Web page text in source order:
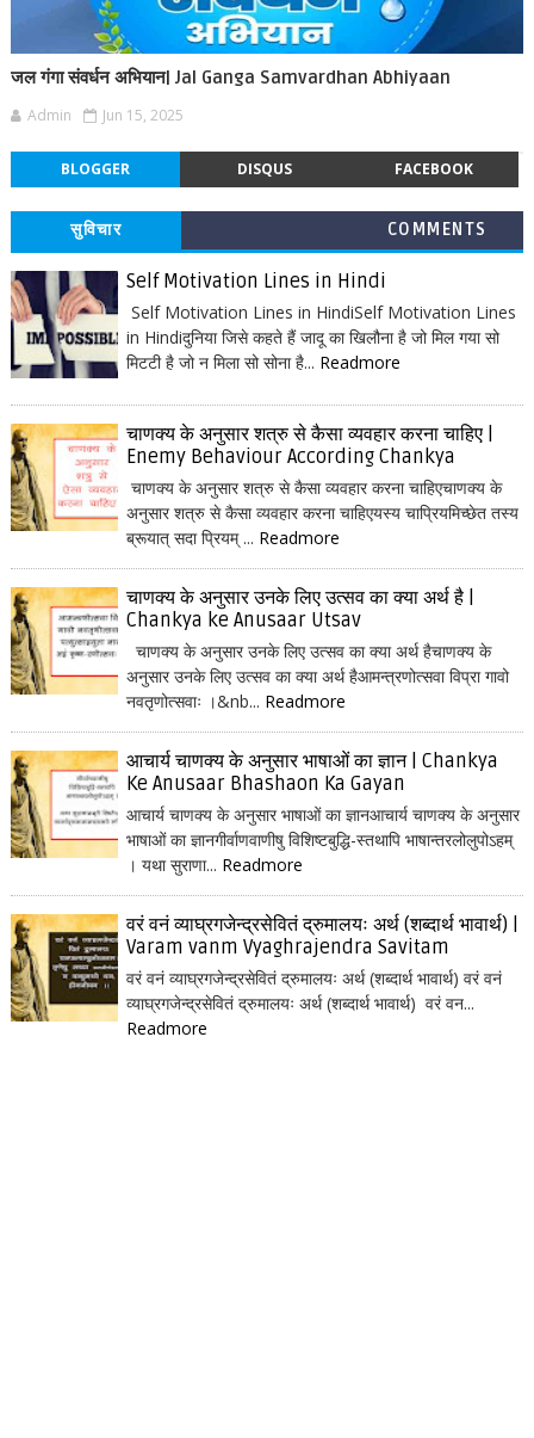
जल गंगा संवर्धन अभियान| Jal Ganga Samvardhan Abhiyaan
Admin Jun 15, 2025
BLOGGER DISQUS FACEBOOK
सुविचार COMMENTS
Self Motivation Lines in Hindi
Self Motivation Lines in HindiSelf Motivation Lines
in Hindiदुनिया जिसे कहते हैं जादू का खिलौना है जो मिल गया सो
मिटटी है जो न मिला सो सोना है... Readmore
चाणक्य के अनुसार शत्रु से कैसा व्यवहार करना चाहिए |
Enemy Behaviour According Chankya
चाणक्य के अनुसार शत्रु से कैसा व्यवहार करना चाहिएचाणक्य के
अनुसार शत्रु से कैसा व्यवहार करना चाहिएयस्य चाप्रियमिच्छेत तस्य
ब्रूयात् सदा प्रियम् ... Readmore
चाणक्य के अनुसार उनके लिए उत्सव का क्या अर्थ है |
Chankya ke Anusaar Utsav
चाणक्य के अनुसार उनके लिए उत्सव का क्या अर्थ हैचाणक्य के
अनुसार उनके लिए उत्सव का क्या अर्थ हैआमन्त्रणोत्सवा विप्रा गावो
नवतृणोत्सवाः ।&nb... Readmore
आचार्य चाणक्य के अनुसार भाषाओं का ज्ञान | Chankya
Ke Anusaar Bhashaon Ka Gayan
आचार्य चाणक्य के अनुसार भाषाओं का ज्ञानआचार्य चाणक्य के अनुसार
भाषाओं का ज्ञानगीर्वाणवाणीषु विशिष्टबुद्धि-स्तथापि भाषान्तरलोलुपोऽहम्
। यथा सुराणा... Readmore
वरं वनं व्याघ्रगजेन्द्रसेवितं द्रुमालयः अर्थ (शब्दार्थ भावार्थ) |
Varam vanm Vyaghrajendra Savitam
वरं वनं व्याघ्रगजेन्द्रसेवितं द्रुमालयः अर्थ (शब्दार्थ भावार्थ) वरं वनं
व्याघ्रगजेन्द्रसेवितं द्रुमालयः अर्थ (शब्दार्थ भावार्थ) वरं वन...
Readmore